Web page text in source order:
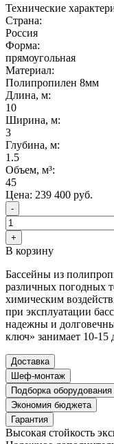
Технические
Страна:
Россия
Форма:
прямоугольная
Материал:
Полипропилен 8мм
Длина, м:
10
Ширина, м:
3
Глубина, м:
1.5
Объем, м³:
45
Цена: 239 400 руб.
-
+
В корзину
Бассейны из
различных погодных
химическим
при эксплуатации
надежны и
ключ» занимает 10-15
Доставка
Шеф-монтаж
Подборка оборудования
Экономия бюджета
Гарантия
Высокая стойкость